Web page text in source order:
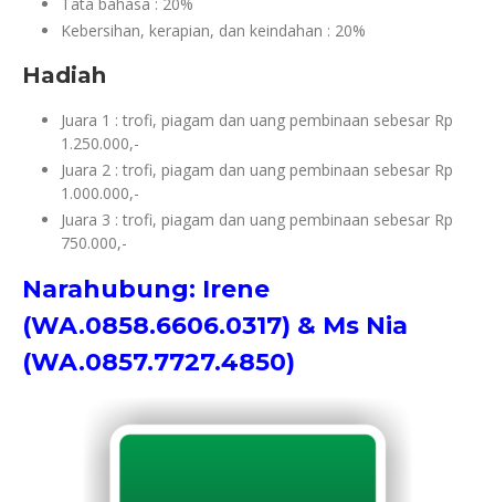
Kebersihan, kerapian, dan keindahan : 20%
Hadiah
Juara 1 : trofi, piagam dan uang pembinaan sebesar Rp
1.250.000,-
Juara 2 : trofi, piagam dan uang pembinaan sebesar Rp
1.000.000,-
Juara 3 : trofi, piagam dan uang pembinaan sebesar Rp
750.000,-
Narahubung: Irene
(WA.0858.6606.0317) & Ms Nia
(WA.0857.7727.4850)